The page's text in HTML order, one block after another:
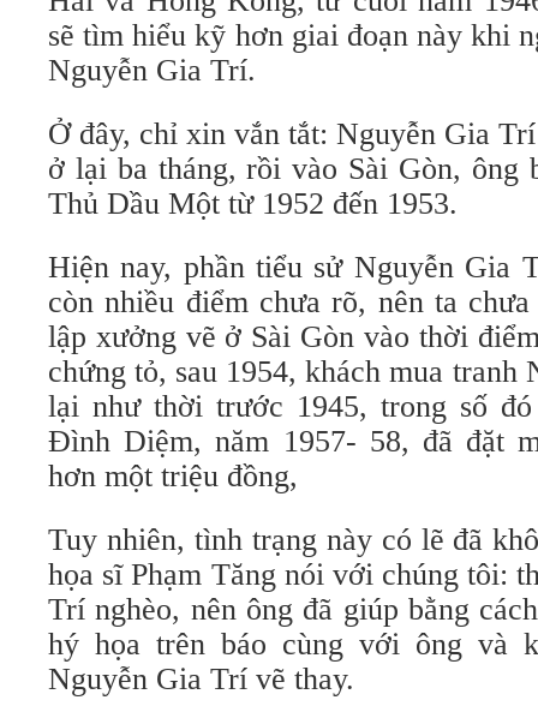
sẽ tìm hiểu kỹ hơn giai đoạn này khi
Nguyễn Gia Trí.
Ở đây, chỉ xin vắn tắt: Nguyễn Gia
ở lại ba tháng, rồi vào Sài Gòn, ông
Thủ Dầu Một từ 1952 đến 1953.
Hiện nay, phần tiểu sử Nguyễn Gia
còn nhiều điểm chưa rõ, nên ta
lập xưởng vẽ ở Sài Gòn vào thời
chứng tỏ, sau 1954, khách mua
lại như thời trước 1945, trong số
Đình Diệm, năm 1957- 58, đã đặt
hơn một triệu đồng,
Tuy nhiên, tình trạng này có lẽ đã
họa sĩ Phạm Tăng nói với chúng tôi:
Trí nghèo, nên ông đã giúp bằng
hý họa trên báo cùng với ông và
Nguyễn Gia Trí vẽ thay.